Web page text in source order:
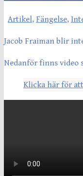
Artikel, Fängelse,
Jacob Fraiman blir
Nedanför finns
Klicka här för